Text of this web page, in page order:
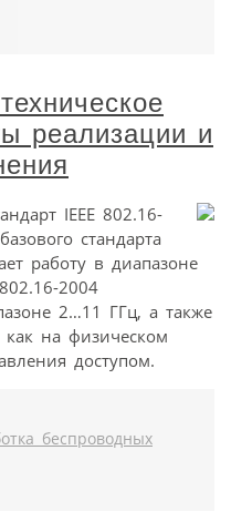
реализации и
IEEE 802.16-
стандарта
работу в диапазоне
2004
2…11 ГГц, а также
на физическом
доступом.
беспроводных